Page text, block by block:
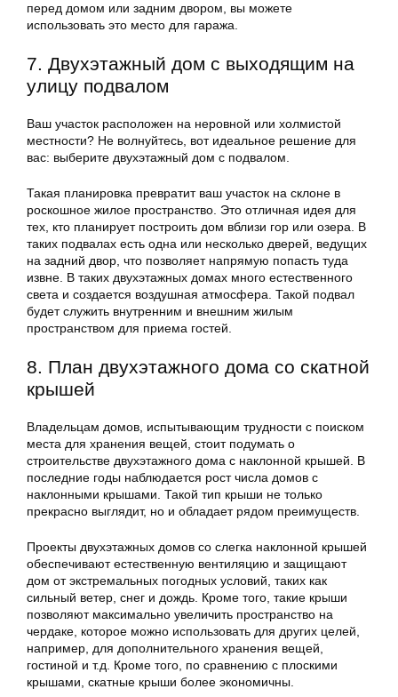
перед домом или задним двором, вы можете
использовать это место для гаража.
7. Двухэтажный дом с выходящим на
улицу подвалом
Ваш участок расположен на неровной или холмистой
местности? Не волнуйтесь, вот идеальное решение для
вас: выберите двухэтажный дом с подвалом.
Такая планировка превратит ваш участок на склоне в
роскошное жилое пространство. Это отличная идея для
тех, кто планирует построить дом вблизи гор или озера. В
таких подвалах есть одна или несколько дверей, ведущих
на задний двор, что позволяет напрямую попасть туда
извне. В таких двухэтажных домах много естественного
света и создается воздушная атмосфера. Такой подвал
будет служить внутренним и внешним жилым
пространством для приема гостей.
8. План двухэтажного дома со скатной
крышей
Владельцам домов, испытывающим трудности с поиском
места для хранения вещей, стоит подумать о
строительстве двухэтажного дома с наклонной крышей. В
последние годы наблюдается рост числа домов с
наклонными крышами. Такой тип крыши не только
прекрасно выглядит, но и обладает рядом преимуществ.
Проекты двухэтажных домов со слегка наклонной крышей
обеспечивают естественную вентиляцию и защищают
дом от экстремальных погодных условий, таких как
сильный ветер, снег и дождь. Кроме того, такие крыши
позволяют максимально увеличить пространство на
чердаке, которое можно использовать для других целей,
например, для дополнительного хранения вещей,
гостиной и т.д. Кроме того, по сравнению с плоскими
крышами, скатные крыши более экономичны.